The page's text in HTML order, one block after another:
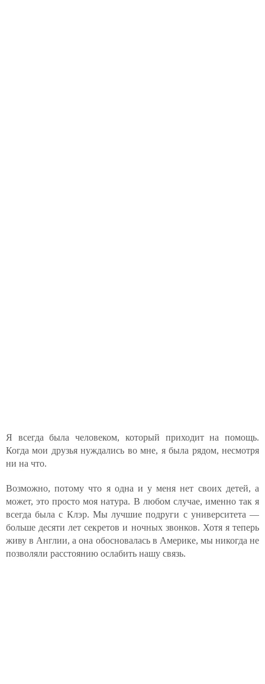
Я всегда была человеком, который приходит на помощь.
Когда мои друзья нуждались во мне, я была рядом, несмотря
ни на что.
Возможно, потому что я одна и у меня нет своих детей, а
может, это просто моя натура. В любом случае, именно так я
всегда была с Клэр. Мы лучшие подруги с университета —
больше десяти лет секретов и ночных звонков. Хотя я теперь
живу в Англии, а она обосновалась в Америке, мы никогда не
позволяли расстоянию ослабить нашу связь.